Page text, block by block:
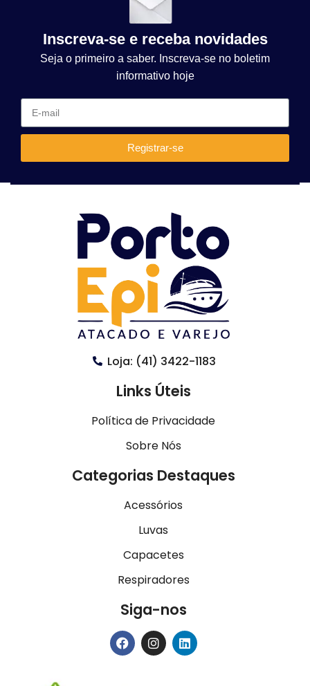
Inscreva-se e receba novidades
Seja o primeiro a saber. Inscreva-se no boletim
informativo hoje
Registrar-se
Loja: (41) 3422-1183
Links Úteis
Política de Privacidade
Sobre Nós
Categorias Destaques
Acessórios
Luvas
Capacetes
Respiradores
Siga-nos